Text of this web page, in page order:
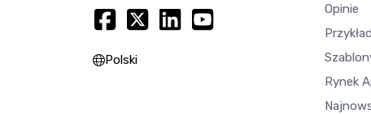
Polski
Opinie
Rynek